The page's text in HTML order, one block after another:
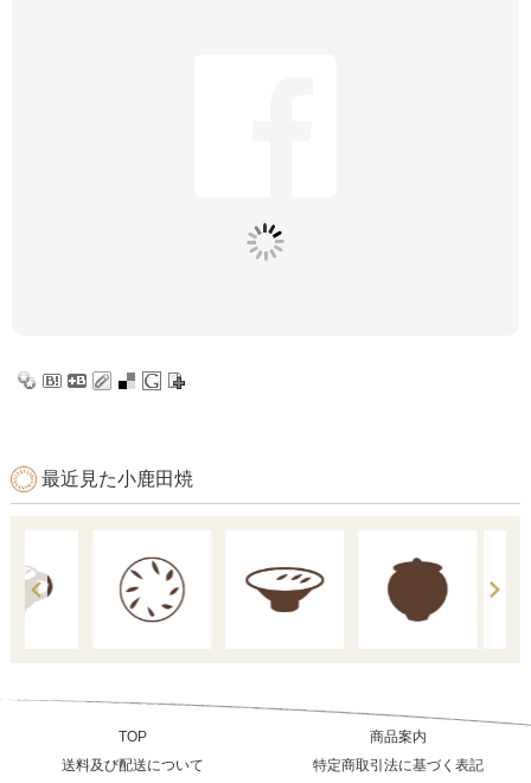
最近見た小鹿田焼
TOP
商品案内
送料及び配送について
特定商取引法に基づく表記